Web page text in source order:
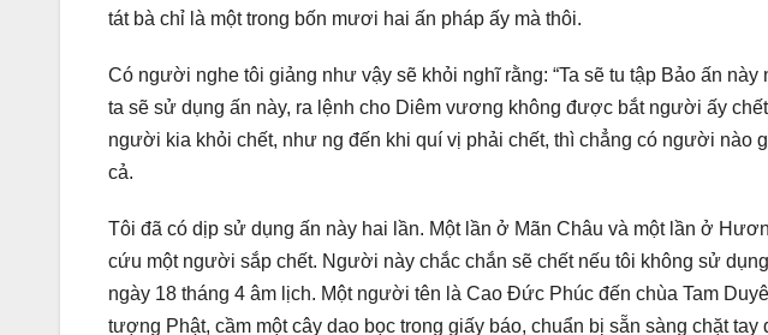
tát bà chỉ là một trong bốn mươi hai ấn pháp ấy mà thôi.
Có người nghe tôi giảng như vậy sẽ khỏi nghĩ rằng: “Ta sẽ tu tập Bảo ấn
ta sẽ sử dụng ấn này, ra lệnh cho Diêm vương không được bắt người ấy
người kia khỏi chết, như ng đến khi quí vị phải chết, thì chẳng có người nào
cả.
Tôi đã có dịp sử dụng ấn này hai lần. Một lần ở Mãn Châu và một lần ở
cứu một người sắp chết. Người này chắc chắn sẽ chết nếu tôi không sử
ngày 18 tháng 4 âm lịch. Một người tên là Cao Đức Phúc đến chùa Tam
tượng Phật, cầm một cây dao bọc trong giấy báo, chuẩn bị sẵn sàng chặt